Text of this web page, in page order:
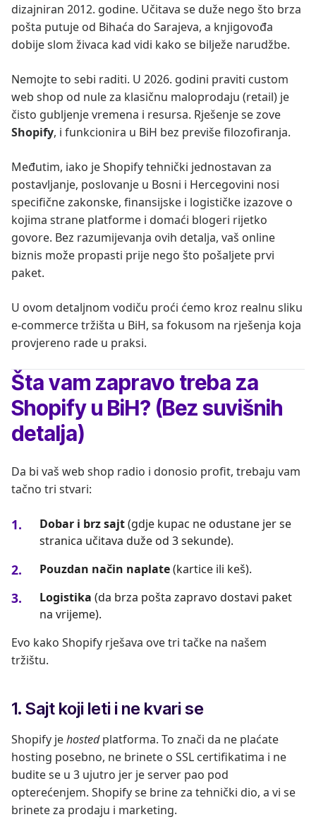
dizajniran 2012. godine. Učitava se duže nego što brza
pošta putuje od Bihaća do Sarajeva, a knjigovođa
dobije slom živaca kad vidi kako se bilježe narudžbe.
Nemojte to sebi raditi. U 2026. godini praviti custom
web shop od nule za klasičnu maloprodaju (retail) je
čisto gubljenje vremena i resursa. Rješenje se zove
Shopify, i funkcionira u BiH bez previše filozofiranja.
Međutim, iako je Shopify tehnički jednostavan za
postavljanje, poslovanje u Bosni i Hercegovini nosi
specifične zakonske, finansijske i logističke izazove o
kojima strane platforme i domaći blogeri rijetko
govore. Bez razumijevanja ovih detalja, vaš online
biznis može propasti prije nego što pošaljete prvi
paket.
U ovom detaljnom vodiču proći ćemo kroz realnu sliku
e-commerce tržišta u BiH, sa fokusom na rješenja koja
provjereno rade u praksi.
Šta vam zapravo treba za
Shopify u BiH? (Bez suvišnih
detalja)
Da bi vaš web shop radio i donosio profit, trebaju vam
tačno tri stvari:
Dobar i brz sajt(gdje kupac ne odustane jer se
stranica učitava duže od 3 sekunde).
Pouzdan način naplate(kartice ili keš).
Logistika (da brza pošta zapravo dostavi paket
na vrijeme).
Evo kako Shopify rješava ove tri tačke na našem
tržištu.
1. Sajt koji leti i ne kvari se
Shopify jehostedplatforma. To znači da ne plaćate
hosting posebno, ne brinete o SSL certifikatima i ne
budite se u 3 ujutro jer je server pao pod
opterećenjem. Shopify se brine za tehnički dio, a vi se
brinete za prodaju i marketing.